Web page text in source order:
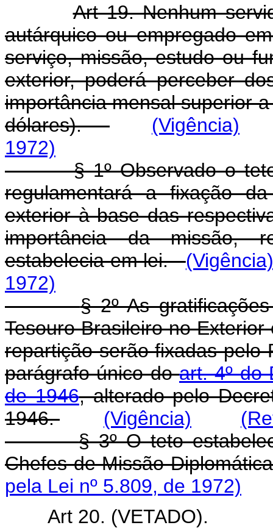
Art 19. Nenhum
autárquico ou empregado
serviço, missão, estudo ou
exterior, poderá perceber
importância mensal superior
dólares).
(Vigência)
1972)
§ 1º Observado o
regulamentará a fixação
exterior à base das
importância da missão,
estabelecia em lei.(Vigência)
1972)
§ 2º As
Tesouro Brasileiro no
repartição serão fixadas pelo
parágrafo único doart. 4º do
de 1946, alterado pelo
1946.
(Vigência)
§ 3º O teto
Chefes de Missão
pela Lei nº 5.809, de 1972)
Art 20. (VETADO).